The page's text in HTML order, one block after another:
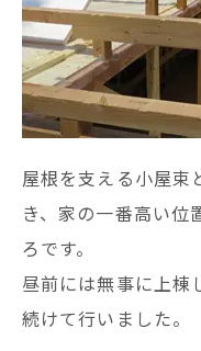
屋根を支える小屋束
き、家の一番高い位
ろです。
昼前には無事に上棟
続けて行いました。